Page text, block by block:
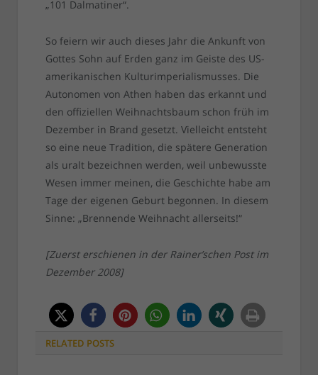
„101 Dalmatiner“.
So feiern wir auch dieses Jahr die Ankunft von
Gottes Sohn auf Erden ganz im Geiste des US-
amerikanischen Kulturimperialismusses. Die
Autonomen von Athen haben das erkannt und
den offiziellen Weihnachtsbaum schon früh im
Dezember in Brand gesetzt. Vielleicht entsteht
so eine neue Tradition, die spätere Generation
als uralt bezeichnen werden, weil unbewusste
Wesen immer meinen, die Geschichte habe am
Tage der eigenen Geburt begonnen. In diesem
Sinne: „Brennende Weihnacht allerseits!“
[Zuerst erschienen in der Rainer’schen Post im
Dezember 2008]
RELATED POSTS